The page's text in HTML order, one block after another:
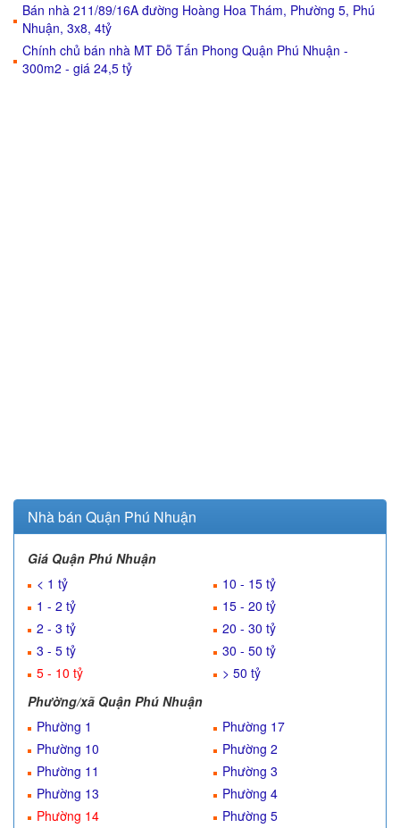
Bán nhà 211/89/16A đường Hoàng Hoa Thám, Phường 5, Phú
Nhuận, 3x8, 4tỷ
Chính chủ bán nhà MT Đỗ Tấn Phong Quận Phú Nhuận -
300m2 - giá 24,5 tỷ
Nhà bán Quận Phú Nhuận
Giá Quận Phú Nhuận
< 1 tỷ
1 - 2 tỷ
2 - 3 tỷ
3 - 5 tỷ
5 - 10 tỷ
10 - 15 tỷ
15 - 20 tỷ
20 - 30 tỷ
30 - 50 tỷ
> 50 tỷ
Phường/xã Quận Phú Nhuận
Phường 1
Phường 10
Phường 11
Phường 13
Phường 14
Phường 17
Phường 2
Phường 3
Phường 4
Phường 5